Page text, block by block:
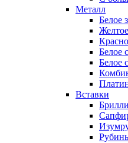
Металл
Белое
Белое
Белое
Вставки